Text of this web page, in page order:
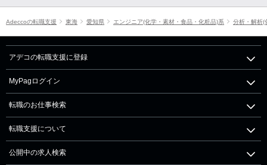
Adeccoの転職支援 東海 愛知県 エンジニア(化学・素材・食品・化粧品)系 分析・解析(
アデコの転職支援に登録
MyPagログイン
転職のお仕事検索
転職支援について
公開中の求人検索